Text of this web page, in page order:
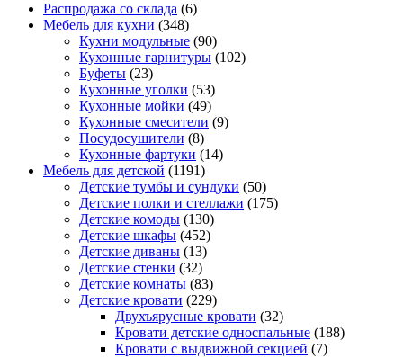
Распродажа со склада (6)
Мебель для кухни (348)
Кухни модульные (90)
Кухонные гарнитуры (102)
Буфеты (23)
Кухонные уголки (53)
Кухонные мойки (49)
Кухонные смесители (9)
Посудосушители (8)
Кухонные фартуки (14)
Мебель для детской (1191)
Детские тумбы и сундуки (50)
Детские полки и стеллажи (175)
Детские комоды (130)
Детские шкафы (452)
Детские диваны (13)
Детские стенки (32)
Детские комнаты (83)
Детские кровати (229)
Двухъярусные кровати (32)
Кровати детские односпальные (188)
Кровати с выдвижной секцией (7)